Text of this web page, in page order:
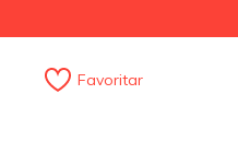
Favoritar